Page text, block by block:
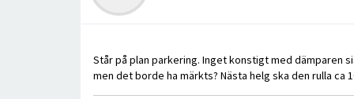
Står på plan parkering. Inget konstigt med dämparen
men det borde ha märkts? Nästa helg ska den rulla ca